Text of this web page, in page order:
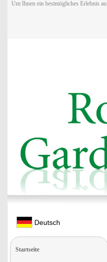
Um Ihnen ein bestmögliches Erlebnis
Deutsch
Startseite